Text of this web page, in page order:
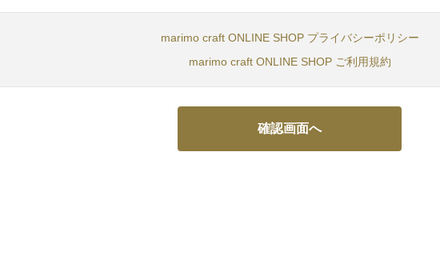
marimo craft ONLINE SHOP プライバシーポリシー
marimo craft ONLINE SHOP ご利用規約
確認画面へ